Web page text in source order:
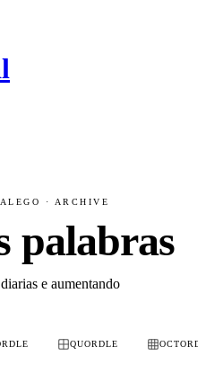
· ARCHIVE
palabras
e aumentando
QUORDLE OCTORDLE